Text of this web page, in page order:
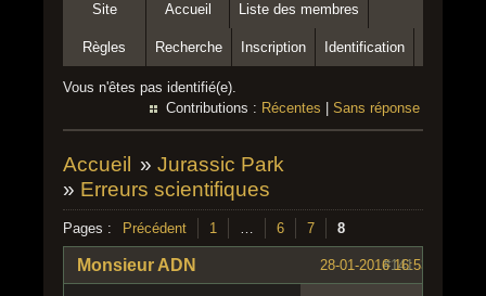
Site Accueil Liste des membres
Règles Recherche Inscription Identification
Vous n'êtes pas identifié(e).
Contributions : Récentes Sans réponse
Accueil » Jurassic Park
» Erreurs scientifiques
Pages : Précédent 1 … 6 7 8
#141
28-01-2016 16:53:21
Monsieur ADN